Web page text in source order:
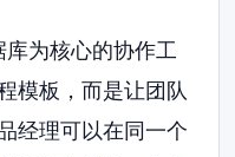
为核心的协作工
模板，而是让团队
经理可以在同一个